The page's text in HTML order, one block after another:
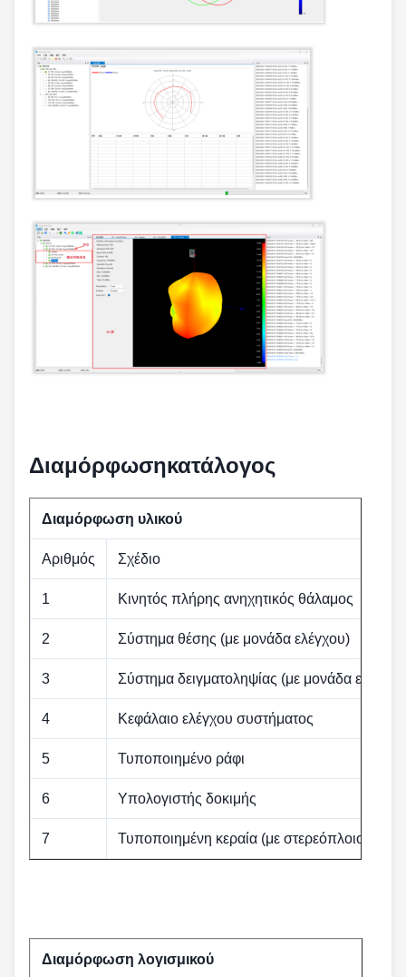
Διαμόρφωσηκατάλογος
Διαμόρφωση υλικού
Αριθμός Σχέδιο
1 Κινητός πλήρης ανηχητικός θάλαμος
2 Σύστημα θέσης (με μονάδα ελέγχου)
3 Σύστημα δειγματοληψίας (με μονάδα
4 Κεφάλαιο ελέγχου συστήματος
5 Τυποποιημένο ράφι
6 Υπολογιστής δοκιμής
7 Τυποποιημένη κεραία (με στερεόπλοιο)
Διαμόρφωση λογισμικού